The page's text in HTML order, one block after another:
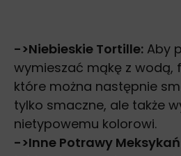
->Niebieskie Tortille: Aby
wymieszać mąkę z wodą,
które można następnie
tylko smaczne, ale także
nietypowemu kolorowi.
->Inne Potrawy